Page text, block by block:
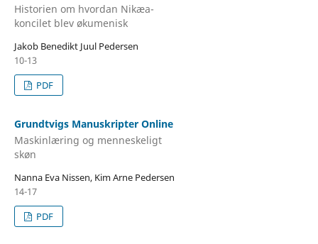
Historien om hvordan Nikæa-
koncilet blev økumenisk
Jakob Benedikt Juul Pedersen
10-13
PDF
Grundtvigs Manuskripter Online
Maskinlæring og menneskeligt
skøn
Nanna Eva Nissen, Kim Arne Pedersen
14-17
PDF